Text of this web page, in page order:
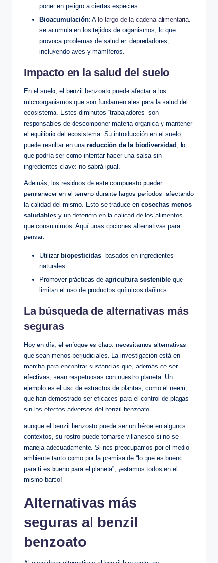
poner en peligro a ciertas especies.
Bioacumulación: A lo largo de la cadena alimentaria,
se acumula en los tejidos⁤ de organismos, lo que
provoca problemas⁢ de salud en depredadores,
incluyendo aves y mamíferos.
Impacto en la ‌salud del suelo
En el suelo, ⁢el benzil benzoato ​puede afectar a los
microorganismos que son fundamentales​ para la salud del
ecosistema. Estos diminutos “trabajadores” son
responsables de descomponer⁣ materia orgánica y mantener
el equilibrio del ⁣ecosistema. Su introducción en el suelo
puede resultar en una reducción de la biodiversidad , lo
que podría‌ ser como intentar hacer una salsa sin
ingredientes clave:​ no sabrá igual. ⁢
Además, ‍los residuos ⁤de ⁢este compuesto pueden
permanecer ​en el terreno⁢ durante largos‍ períodos,‍ afectando
la calidad del mismo. Esto se ‍traduce en cosechas menos
saludables y un deterioro​ en la calidad‍ de los alimentos
que consumimos. Aquí ⁤unas opciones alternativas para
pensar:
Utilizar biopesticidas ​ basados en ingredientes
naturales.
Promover⁣ prácticas de agricultura sostenible ⁣que
limitan el uso de productos‍ químicos dañinos.
La búsqueda de ‍alternativas más
seguras
Hoy en día, el enfoque es claro: necesitamos alternativas
que sean menos perjudiciales. ⁣La investigación está en⁤
marcha para ⁣encontrar sustancias que, además de ser
efectivas, ⁢sean respetuosas con nuestro planeta. Un
ejemplo es el uso de extractos de plantas, como el neem,
que han demostrado ser eficaces para el control⁢ de plagas
sin los efectos adversos del benzil benzoato.
aunque el benzil benzoato puede ⁢ser un héroe en ⁢algunos
contextos, su rostro ​puede tornarse‌ villanesco si no se
maneja adecuadamente. Si nos ‌preocupamos por el medio
ambiente⁢ tanto como por la‍ premisa de “lo que es​ bueno⁤
para ti es bueno para el planeta”, ¡estamos todos en el⁢
mismo ‌barco!
Alternativas ⁢más
seguras al benzil
benzoato